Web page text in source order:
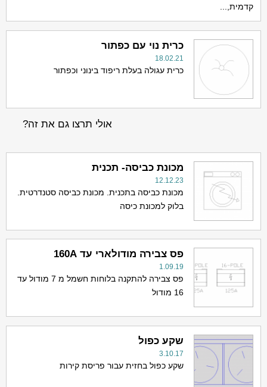
קדמית,...
כרית נוי עם כפתור
18.02.21
כרית עגולה בעלת ריפוד בינוני וכפתור
אולי תרצו גם את זה?
מכונת כביסה- תכנית
12.12.23
מכונת כביסה בתכנית. מכונת כביסה סטנדרטית.
בלוק למכונת כיסה
פס צבירה מודולארי עד 160A
1.09.19
פס צבירה להתקנה בלוחות חשמל מ 7 מודול עד
16 מודול
שקע כפול
3.10.17
שקע כפול בחזית עבור פריסת קירות